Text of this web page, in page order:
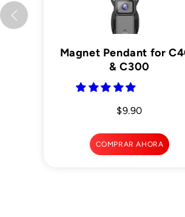
Magnet Pendant for
& C300
$9.90
COMPRAR AHORA